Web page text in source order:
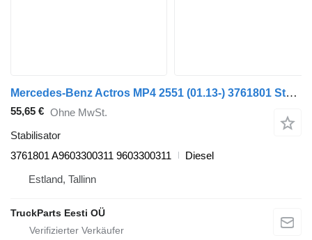
Mercedes-Benz Actros MP4 2551 (01.13-) 3761801 Stabilisator für Mercedes-Benz Actros MP4 Antos Arocs (2012-) Sattelzugmaschine
55,65 € Ohne MwSt.
Stabilisator
3761801 A9603300311 9603300311
Diesel
Estland, Tallinn
TruckParts Eesti OÜ